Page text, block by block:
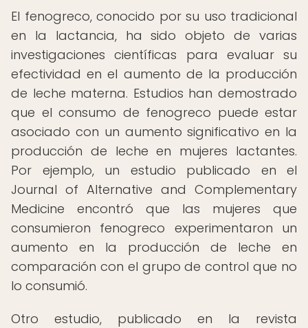
El fenogreco, conocido por su uso tradicional
en la lactancia, ha sido objeto de varias
investigaciones científicas para evaluar su
efectividad en el aumento de la producción
de leche materna. Estudios han demostrado
que el consumo de fenogreco puede estar
asociado con un aumento significativo en la
producción de leche en mujeres lactantes.
Por ejemplo, un estudio publicado en el
Journal of Alternative and Complementary
Medicine encontró que las mujeres que
consumieron fenogreco experimentaron un
aumento en la producción de leche en
comparación con el grupo de control que no
lo consumió.
Otro estudio, publicado en la revista